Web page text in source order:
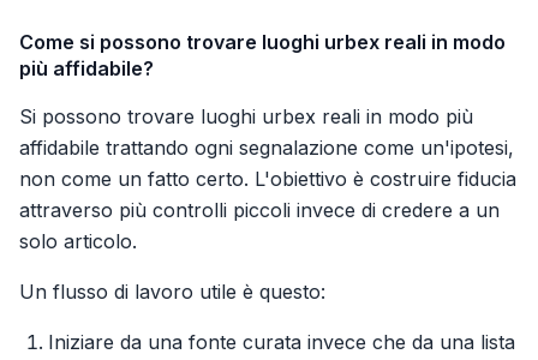
Come si possono trovare luoghi urbex reali in modo
più affidabile?
Si possono trovare luoghi urbex reali in modo più
affidabile trattando ogni segnalazione come un'ipotesi,
non come un fatto certo. L'obiettivo è costruire fiducia
attraverso più controlli piccoli invece di credere a un
solo articolo.
Un flusso di lavoro utile è questo:
Iniziare da una fonte curata invece che da una lista